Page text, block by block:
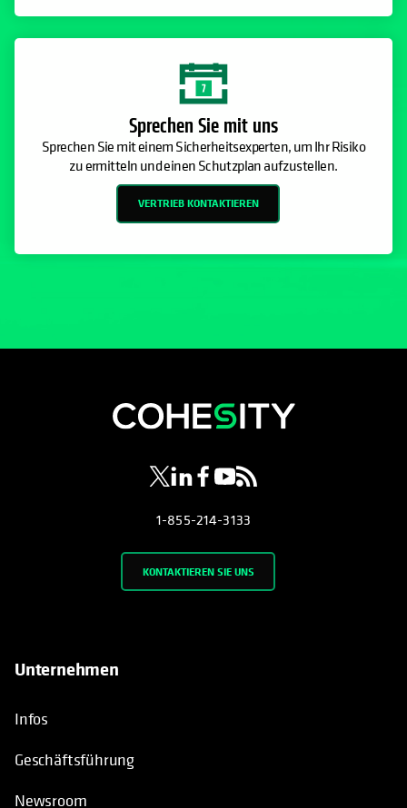
Sprechen Sie mit uns
Sprechen Sie mit einem Sicherheitsexperten, um Ihr Risiko
zu ermitteln und einen Schutzplan aufzustellen.
VERTRIEB KONTAKTIEREN
wird in einer neuen Registerkarte
wird in einer neuen Registerkarte
wird in einer neuen
wird in einer neuen
wird in einer neuen
1-855-214-3133
KONTAKTIEREN SIE UNS
Unternehmen
Infos
Geschäftsführung
Newsroom